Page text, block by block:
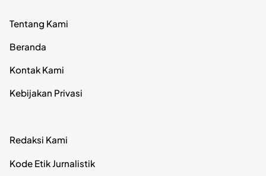
Tentang Kami
Beranda
Kontak Kami
Kebijakan Privasi
Redaksi Kami
Kode Etik Jurnalistik